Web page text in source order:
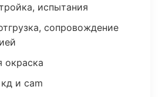
испытания
сопровождение
окраска
и cam